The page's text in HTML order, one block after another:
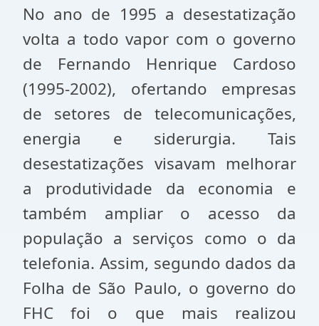
No ano de 1995 a desestatização
volta a todo vapor com o governo
de Fernando Henrique Cardoso
(1995-2002), ofertando empresas
de setores de telecomunicações,
energia e siderurgia. Tais
desestatizações visavam melhorar
a produtividade da economia e
também ampliar o acesso da
população a serviços como o da
telefonia. Assim, segundo dados da
Folha de São Paulo, o governo do
FHC foi o que mais realizou